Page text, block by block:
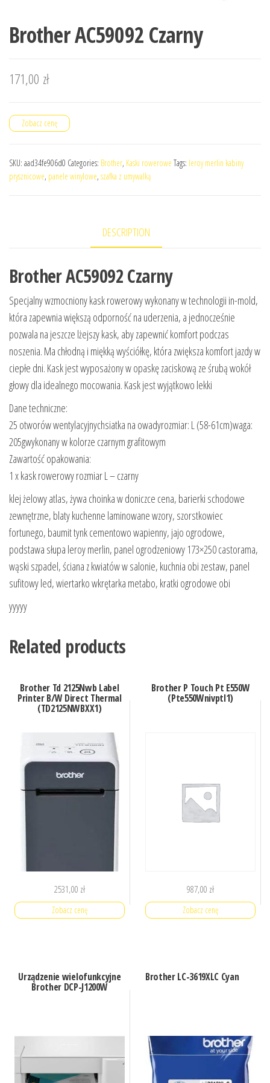
Brother AC59092 Czarny
171,00 zł
Zobacz cenę
SKU: aad34fe906d0 Categories: Brother, Kaski rowerowe Tags: leroy merlin kabiny
prysznicowe, panele winylowe, szafka z umywalką
DESCRIPTION
Brother AC59092 Czarny
Specjalny wzmocniony kask rowerowy wykonany w technologii in-mold,
która zapewnia większą odporność na uderzenia, a jednocześnie
pozwala na jeszcze lżejszy kask, aby zapewnić komfort podczas
noszenia. Ma chłodną i miękką wyściółkę, która zwiększa komfort jazdy w
ciepłe dni. Kask jest wyposażony w opaskę zaciskową ze śrubą wokół
głowy dla idealnego mocowania. Kask jest wyjątkowo lekki
Dane techniczne:
25 otworów wentylacyjnychsiatka na owadyrozmiar: L (58-61cm)waga:
205gwykonany w kolorze czarnym grafitowym
Zawartość opakowania:
1 x kask rowerowy rozmiar L – czarny
klej żelowy atlas, żywa choinka w doniczce cena, barierki schodowe
zewnętrzne, blaty kuchenne laminowane wzory, szorstkowiec
fortunego, baumit tynk cementowo wapienny, jajo ogrodowe,
podstawa słupa leroy merlin, panel ogrodzeniowy 173×250 castorama,
wąski szpadel, ściana z kwiatów w salonie, kuchnia obi zestaw, panel
sufitowy led, wiertarko wkrętarka metabo, kratki ogrodowe obi
yyyyy
Related products
Brother Td 2125Nwb Label
Printer B/W Direct Thermal
(TD2125NWBXX1)
2531,00 zł
Zobacz cenę
Brother P Touch Pt E550W
(Pte550Wnivptl1)
987,00 zł
Zobacz cenę
Urządzenie wielofunkcyjne
Brother DCP-J1200W
Brother LC-3619XLC Cyan